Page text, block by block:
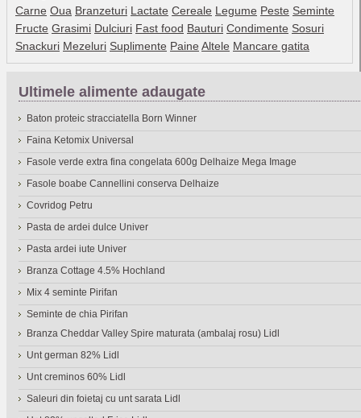
Carne Oua Branzeturi Lactate Cereale Legume Peste Seminte
Fructe Grasimi Dulciuri Fast food Bauturi Condimente Sosuri
Snackuri Mezeluri Suplimente Paine Altele Mancare gatita
Ultimele alimente adaugate
Baton proteic stracciatella Born Winner
Faina Ketomix Universal
Fasole verde extra fina congelata 600g Delhaize Mega Image
Fasole boabe Cannellini conserva Delhaize
Covridog Petru
Pasta de ardei dulce Univer
Pasta ardei iute Univer
Branza Cottage 4.5% Hochland
Mix 4 seminte Pirifan
Seminte de chia Pirifan
Branza Cheddar Valley Spire maturata (ambalaj rosu) Lidl
Unt german 82% Lidl
Unt creminos 60% Lidl
Saleuri din foietaj cu unt sarata Lidl